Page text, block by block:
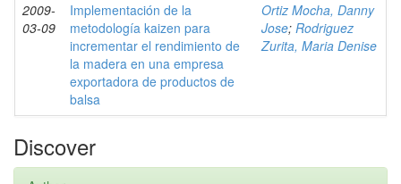
2009-
03-09
Implementación de la
metodología kaizen para
incrementar el rendimiento de
la madera en una empresa
exportadora de productos de
balsa
Ortiz Mocha, Danny
Jose; Rodriguez
Zurita, Maria Denise
Discover